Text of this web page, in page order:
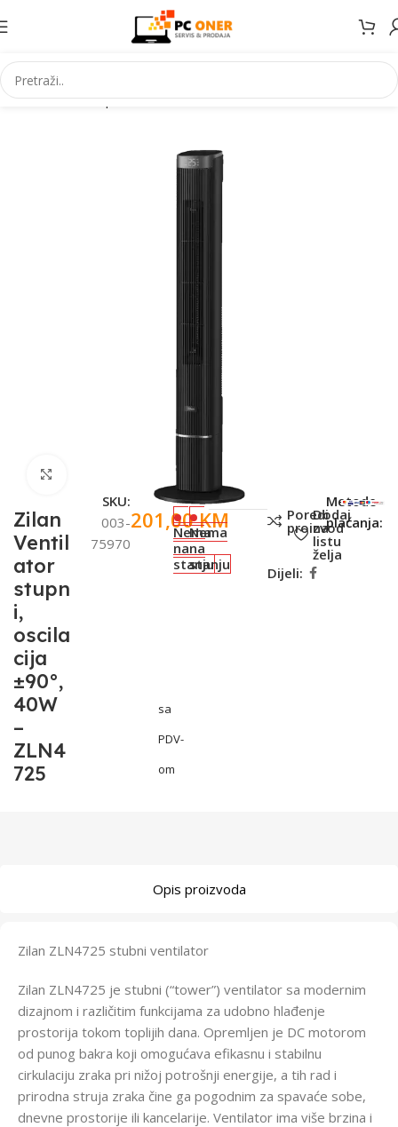
Početna Smartphones Accessories
Zilan
Ventil
ator
stupn
i,
oscila
cija
±90°,
40W
–
ZLN4
725
SKU:
003-
75970
201,00KM
sa
PDV-
om
Nema
na
stanju
Nema
na
stanju
Poredi
proizvod
Dodaj
na
listu
želja
Dijeli:
Metode
plaćanja:
Opis proizvoda
Zilan ZLN4725 stubni ventilator
Zilan ZLN4725 je stubni (“tower”) ventilator sa modernim
dizajnom i različitim funkcijama za udobno hlađenje
prostorija tokom toplijih dana. Opremljen je DC motorom
od punog bakra koji omogućava efikasnu i stabilnu
cirkulaciju zraka pri nižoj potrošnji energije, a tih rad i
prirodna struja zraka čine ga pogodnim za spavaće sobe,
dnevne prostorije ili kancelarije. Ventilator ima više brzina i